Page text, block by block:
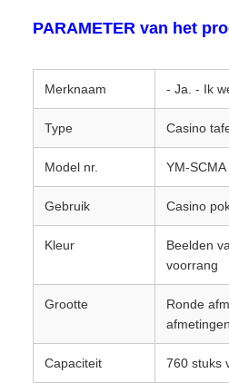
PARAMETER van het
Merknaam - Ja. - Ik
Type Casino
Model nr. YM-SCMA
Gebruik Casino
Kleur
Beelden
voorrang
Grootte
Ronde
Capaciteit 760 stuks